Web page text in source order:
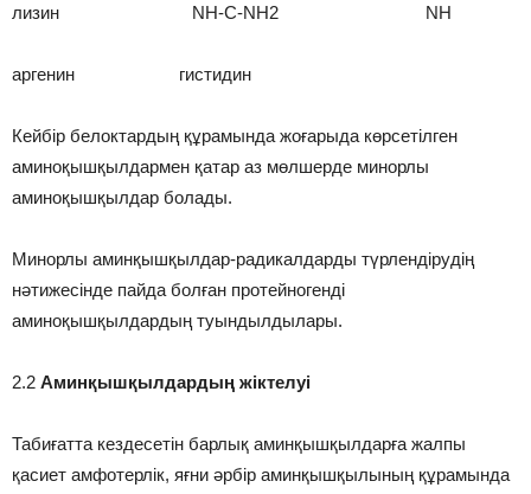
лизин NH-C-NH2 NH
аргенин гистидин
Кейбір белоктардың құрамында жоғарыда көрсетілген
аминоқышқылдармен қатар аз мөлшерде минорлы
аминоқышқылдар болады.
Минорлы аминқышқылдар-радикалдарды түрлендірудің
нәтижесінде пайда болған протейногенді
аминоқышқылдардың туындылдылары.
2.2 Аминқышқылдардың жіктелуі
Табиғатта кездесетін барлық аминқышқылдарға жалпы
қасиет амфотерлік, яғни әрбір аминқышқылының құрамында